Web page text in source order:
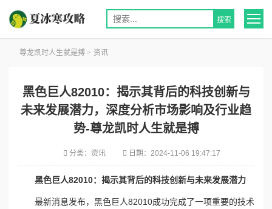
尊龙凯时人生就是搏 > 资讯
黑色巨人82010：揭示其背后的科技创新与
未来发展潜力，深度分析市场影响及行业趋
势-尊龙凯时人生就是搏
分类： 资讯 日期： 2024-11-06 19:47:17
黑色巨人82010：揭示其背后的科技创新与未来发展潜力
最新消息发布，黑色巨人82010成功完成了一项重要的技术